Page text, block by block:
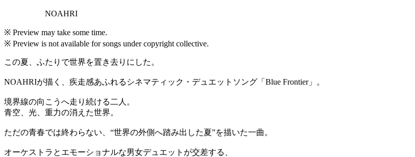
NOAHRI
※ Preview may take some time.
※ Preview is not available for songs under copyright collective.
この夏、ふたりで世界を置き去りにした。
NOAHRIが描く、疾走感あふれるシネマティック・デュエットソング「Blue Frontier」。
境界線の向こうへ走り続ける二人。
青空、光、重力の消えた世界。
ただの青春では終わらない、“世界の外側へ踏み出した夏”を描いた一曲。
オーケストラとエモーショナルな男女デュエットが交差する、